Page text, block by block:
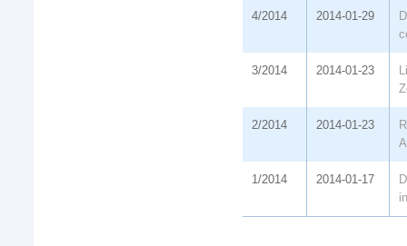
4/2014 2014-01-29
3/2014 2014-01-23
2/2014 2014-01-23
1/2014 2014-01-17